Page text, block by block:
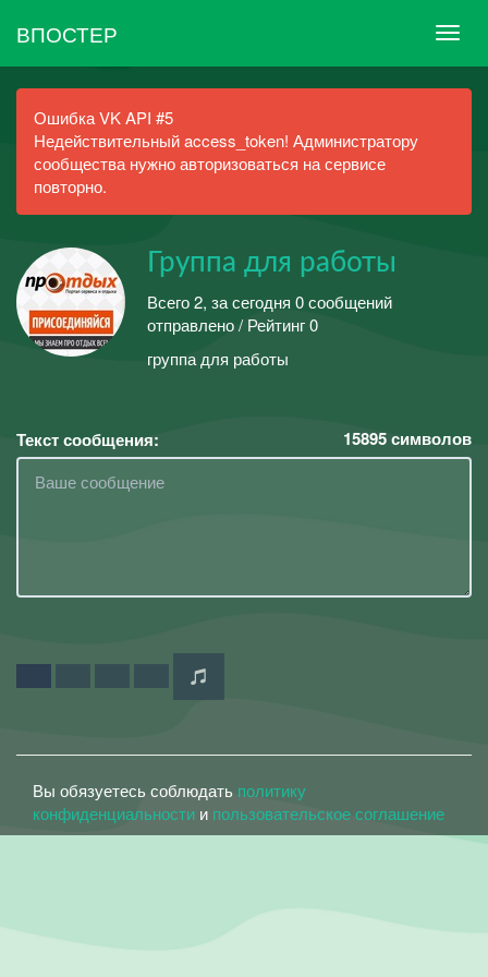
ВПОСТЕР
Ошибка VK API #5
Недействительный access_token! Администратору
сообщества нужно авторизоваться на сервисе
повторно.
Группа для работы
Всего 2, за сегодня 0 сообщений
отправлено / Рейтинг 0
группа для работы
Текст сообщения: 15895символов
Вы обязуетесь соблюдать политику
конфиденциальности и пользовательское соглашение